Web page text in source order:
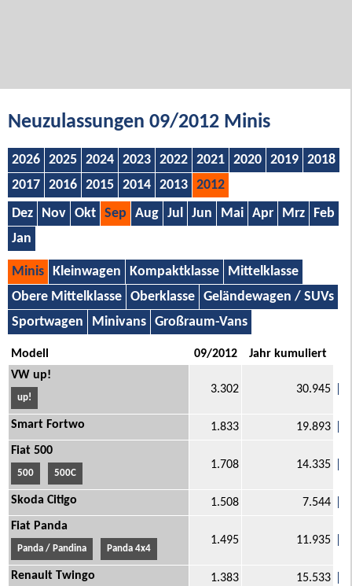
Neuzulassungen 09/2012 Minis
2026 2025 2024 2023 2022 2021 2020 2019
2018
2017
2016 2015 2014 2013 2012
Dez Nov Okt Sep Aug Jul Jun Mai Apr Mrz
Feb
Jan
Minis Kleinwagen Kompaktklasse
Mittelklasse
Obere Mittelklasse
Oberklasse
Geländewagen / SUVs
Sportwagen
Minivans Großraum-Vans
Modell 09/2012
Jahr kumuliert
VW up!
up!
3.302 30.945
Smart Fortwo 1.833
19.893
Fiat 500
500 500C
1.708 14.335
Skoda Citigo 1.508
7.544
Fiat Panda
Panda / Pandina Panda 4x4
1.495 11.935
Renault Twingo 1.383
15.533